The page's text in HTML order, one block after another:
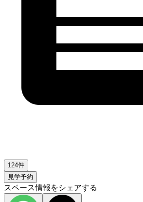
124件
見学予約
スペース情報をシェアする